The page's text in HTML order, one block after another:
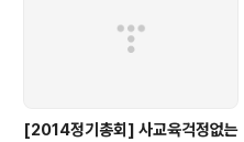
[2014정기총회] 사교육걱정없는